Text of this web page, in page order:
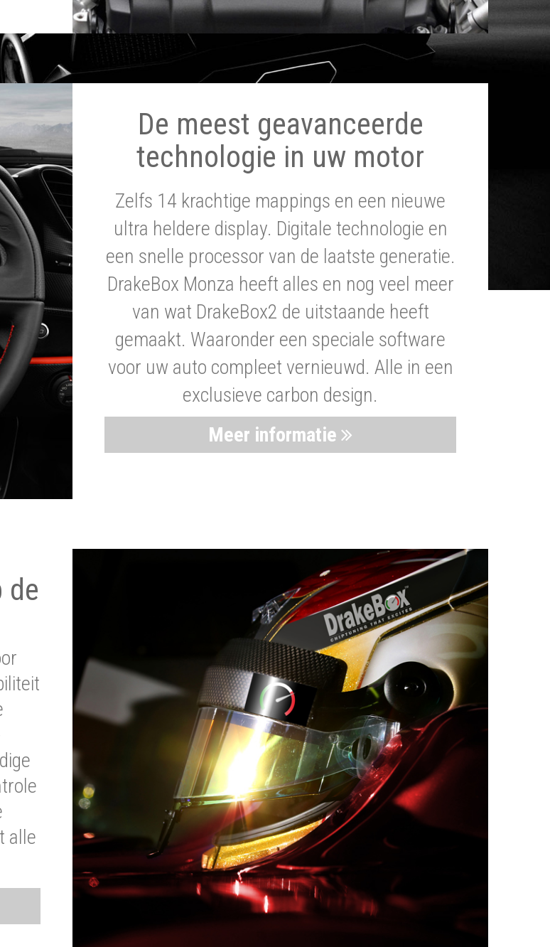
De meest geavanceerde
technologie in uw motor
Zelfs 14 krachtige mappings en een nieuwe
ultra heldere display. Digitale technologie en
een snelle processor van de laatste generatie.
DrakeBox Monza heeft alles en nog veel meer
van wat DrakeBox2 de uitstaande heeft
gemaakt. Waaronder een speciale software
voor uw auto compleet vernieuwd. Alle in een
exclusieve carbon design.
Meer informatie
de
alle